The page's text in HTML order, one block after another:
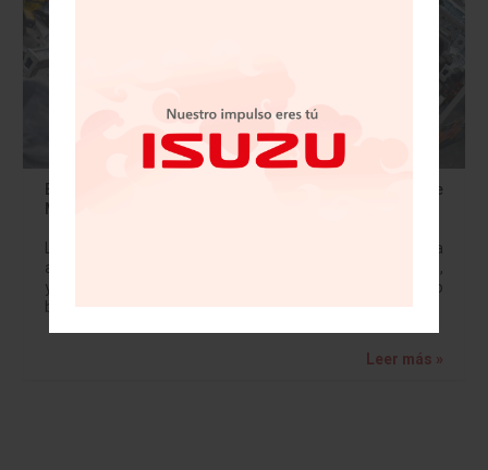
Brasil lanza alerta por autos "baratos" provenientes de
México
La industria automotriz brasileña alertó sobre la
amenaza de los autos baratos importados desde México,
ya que el fin de un tope para el sector en el comercio
bilateral representa un…
Leer más »